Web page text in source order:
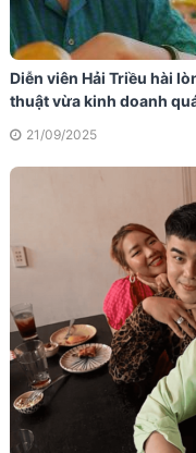
Diễn viên Hải Triều hài
thuật vừa kinh doanh
21/09/2025